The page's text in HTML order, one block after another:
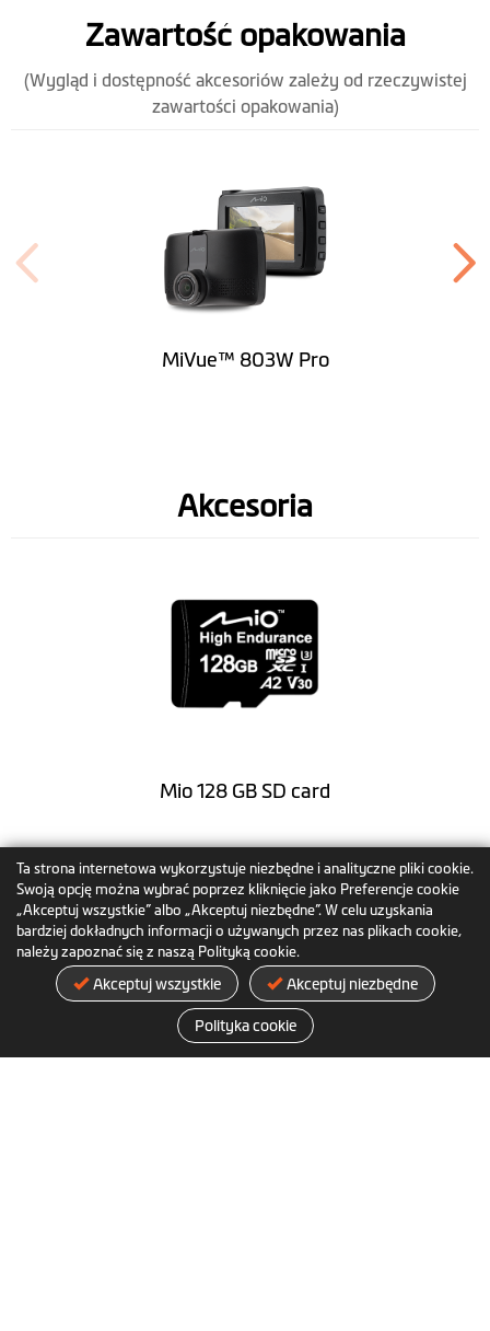
Ta strona internetowa wykorzystuje niezbędne i analityczne pliki cookie.
Swoją opcję można wybrać poprzez kliknięcie jako Preferencje cookie
„Akceptuj wszystkie” albo „Akceptuj niezbędne”. W celu uzyskania
bardziej dokładnych informacji o używanych przez nas plikach cookie,
należy zapoznać się z naszą Polityką cookie.
Akceptuj wszystkie Akceptuj niezbędne
Polityka cookie
Zawartość opakowania
(Wygląd i dostępność akcesoriów zależy od rzeczywistej
zawartości opakowania)
MiVue™ 803W Pro
Akcesoria
Mio 128 GB SD card
59,99 €
Dodaj do koszyka
Więcej informacji